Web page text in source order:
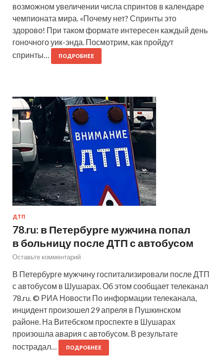
возможном увеличении числа спринтов в календаре
чемпионата мира. «Почему нет? Спринты это
здорово! При таком формате интересен каждый день
гоночного уик-энда. Посмотрим, как пройдут
спринты…
ПОДРОБНЕЕ
ДТП
78.ru: в Петербурге мужчина попал
в больницу после ДТП с автобусом
Оставьте комментарий
В Петербурге мужчину госпитализировали после ДТП
с автобусом в Шушарах. Об этом сообщает телеканал
78.ru. © РИА Новости По информации телеканала,
инцидент произошел 29 апреля в Пушкинском
районе. На Витебском проспекте в Шушарах
произошла авария с автобусом. В результате
пострадал…
ПОДРОБНЕЕ